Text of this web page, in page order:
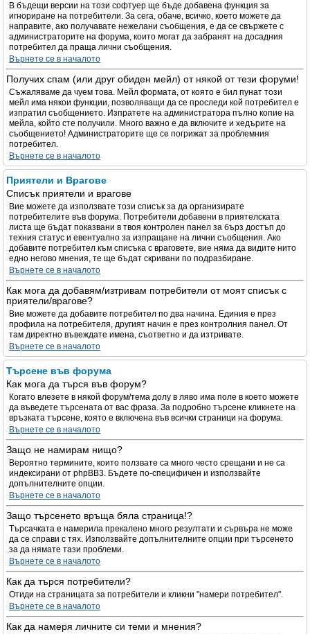
В бъдещи версии на този софтуер ще бъде добавена функция за
игнориране на потребители. За сега, обаче, всичко, което можете да
направите, ако получавате нежелани съобщения, е да се свържете с
администраторите на форума, които могат да забранят на досадния
потребител да праща лични съобщения.
Върнете се в началото
Получих спам (или друг обиден мейл) от някой от тези форуми!
Съжаляваме да чуем това. Мейл формата, от която е бил пунат този
мейл има някои функции, позволяващи да се проследи кой потребител е
изпратил съобщението. Изпратете на администратора пълно копие на
мейла, който сте получили. Много важно е да включите и хедърите на
съобщението! Администраторите ще се погрижат за проблемния
потребител.
Върнете се в началото
Приятели и Врагове
Списък приятели и врагове
Вие можете да използвате този списък за да организирате
потребителите във форума. Потребители добавени в приятелската
листа ще бъдат показвани в твоя контролен панел за бърз достъп до
техния статус и евентуално за изпращане на лични съобщения. Ако
добавите потребител към списъка с враговете, вие няма да видите нито
едно негово мнения, те ще бъдат скривани по подразбиране.
Върнете се в началото
Как мога да добавям/изтривам потребители от моят списък с
приятели/врагове?
Вие можете да добавите потребител по два начина. Единия е през
профила на потребителя, другият начин е през контролния панел. От
там директно въвеждате имена, съответно и да изтривате.
Върнете се в началото
Търсене във форума
Как мога да търся във форум?
Когато влезете в някой форум/тема долу в ляво има поле в което можете
да въведете търсената от вас фраза. За подробно търсене кликнете на
връзката търсене, която е включена във всички страници на форума.
Върнете се в началото
Защо не намирам нищо?
Вероятно термините, които ползвате са много често срещани и не са
индексирани от phpBB3. Бъдете по-специфичен и използвайте
допълнителните опции.
Върнете се в началото
Защо търсенето връща бяла страница!?
Търсачката е намерила прекалено много резултати и сървъра не може
да се справи с тях. Използвайте допълнителните опции при търсенето
за да нямате тази проблеми.
Върнете се в началото
Как да търся потребители?
Отиди на страницата за потребители и кликни "намери потребител".
Върнете се в началото
Как да намеря личните си теми и мнения?